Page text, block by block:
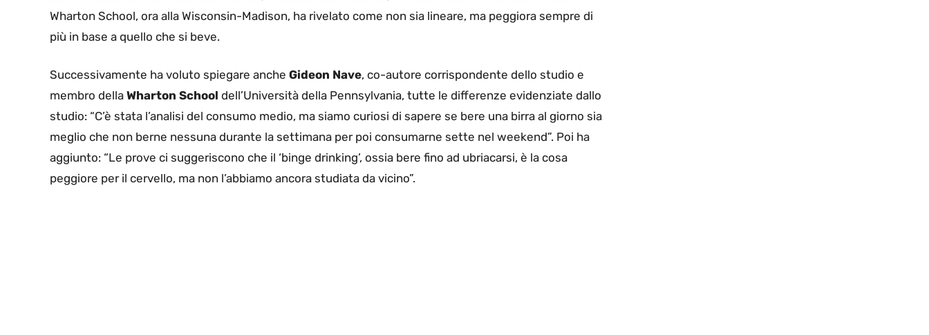
Wharton School, ora alla Wisconsin-Madison, ha rivelato come non sia lineare, ma peggiora sempre di
più in base a quello che si beve.
Successivamente ha voluto spiegare anche Gideon Nave, co-autore corrispondente dello studio e
membro della Wharton School dell’Università della Pennsylvania, tutte le differenze evidenziate dallo
studio: “C’è stata l’analisi del consumo medio, ma siamo curiosi di sapere se bere una birra al giorno sia
meglio che non berne nessuna durante la settimana per poi consumarne sette nel weekend”. Poi ha
aggiunto: “Le prove ci suggeriscono che il ‘binge drinking’, ossia bere fino ad ubriacarsi, è la cosa
peggiore per il cervello, ma non l’abbiamo ancora studiata da vicino”.